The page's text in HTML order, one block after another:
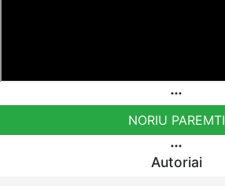
NORIU PAREMTI
Autoriai